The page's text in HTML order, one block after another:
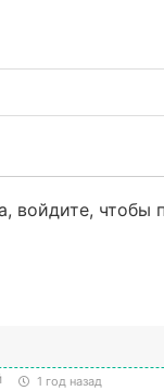
войдите, чтобы
1 год назад